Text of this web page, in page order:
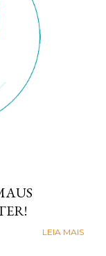
LEIA MAIS